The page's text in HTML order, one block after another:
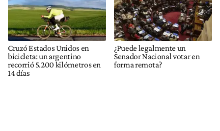
Cruzó Estados Unidos en
bicicleta: un argentino
recorrió 5.200 kilómetros en
14 días
¿Puede legalmente un
Senador Nacional votar en
forma remota?